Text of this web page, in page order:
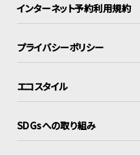
インターネット予約利用規約
プライバシーポリシー
エコスタイル
SDGsへの取り組み